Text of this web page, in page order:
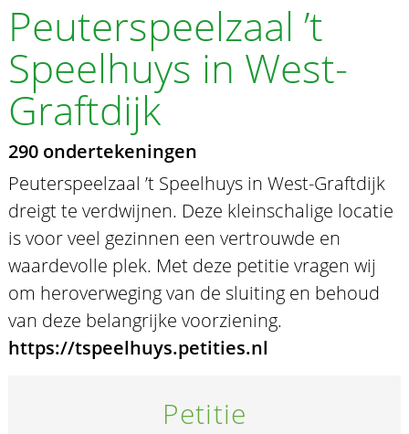
Peuterspeelzaal ’t
Speelhuys in West-
Graftdijk
290 ondertekeningen
Peuterspeelzaal ’t Speelhuys in West-Graftdijk
dreigt te verdwijnen. Deze kleinschalige locatie
is voor veel gezinnen een vertrouwde en
waardevolle plek. Met deze petitie vragen wij
om heroverweging van de sluiting en behoud
van deze belangrijke voorziening.
https://tspeelhuys.petities.nl
Petitie